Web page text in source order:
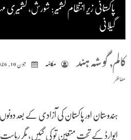
پاکستانی زیر انتظام کشمیر: شورش، کشمیری
گیلانی
کالم,گوشہ ہند مکالمہ جون 10, 2026
مناظر
ہندوستان اور پاکستان کی آزادی کے بعد
ایوارڈ کے تحت متعین تو کی گئیں، مگر